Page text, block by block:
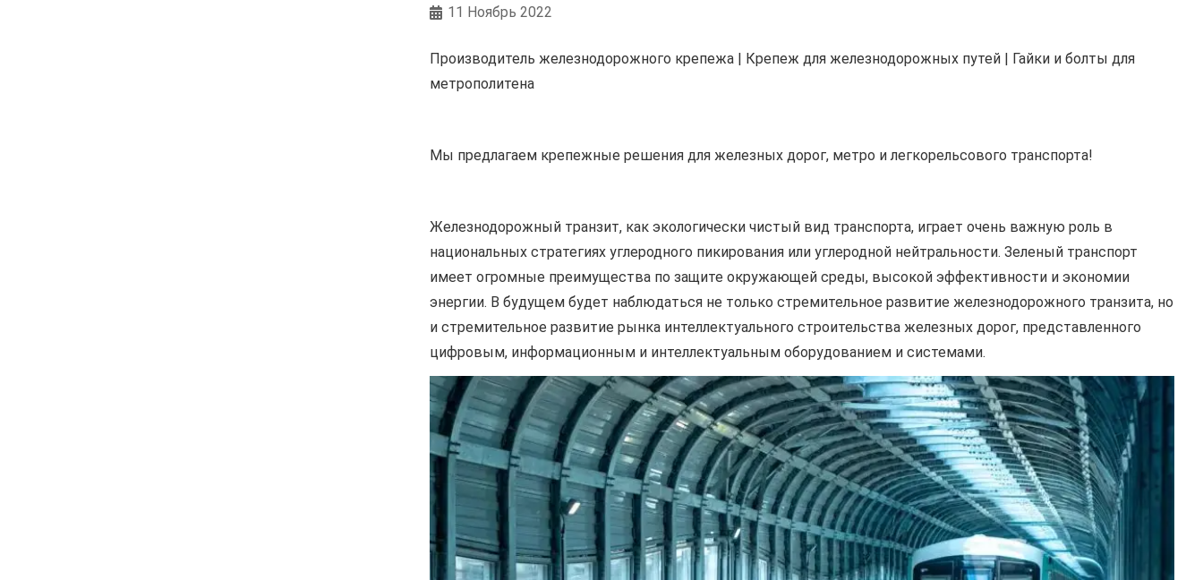
11 Ноябрь 2022
Производитель железнодорожного крепежа | Крепеж для железнодорожных путей | Гайки и болты для
метрополитена
Мы предлагаем крепежные решения для железных дорог, метро и легкорельсового транспорта!
Железнодорожный транзит, как экологически чистый вид транспорта, играет очень важную роль в
национальных стратегиях углеродного пикирования или углеродной нейтральности. Зеленый транспорт
имеет огромные преимущества по защите окружающей среды, высокой эффективности и экономии
энергии. В будущем будет наблюдаться не только стремительное развитие железнодорожного транзита, но
и стремительное развитие рынка интеллектуального строительства железных дорог, представленного
цифровым, информационным и интеллектуальным оборудованием и системами.